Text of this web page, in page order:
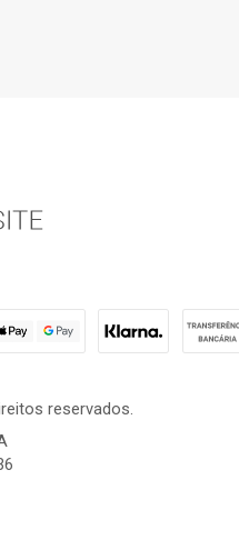
reservados.